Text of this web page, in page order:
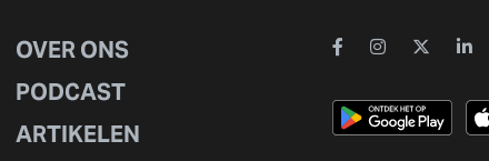
OVER ONS
PODCAST
ARTIKELEN